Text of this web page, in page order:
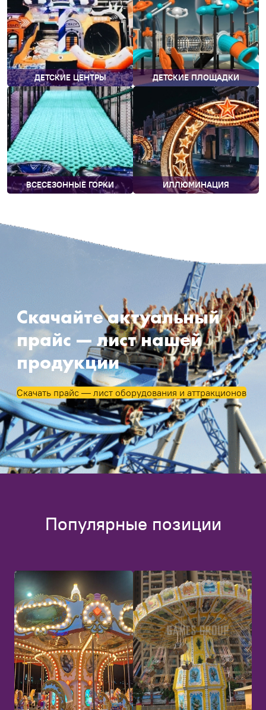
ДЕТСКИЕ ЦЕНТРЫ ДЕТСКИЕ ПЛОЩАДКИ
ВСЕСЕЗОННЫЕ ГОРКИ ИЛЛЮМИНАЦИЯ
Скачайте актуальный
прайс — лист нашей
продукции
Скачать прайс — лист оборудования и аттракционов
Популярные позиции